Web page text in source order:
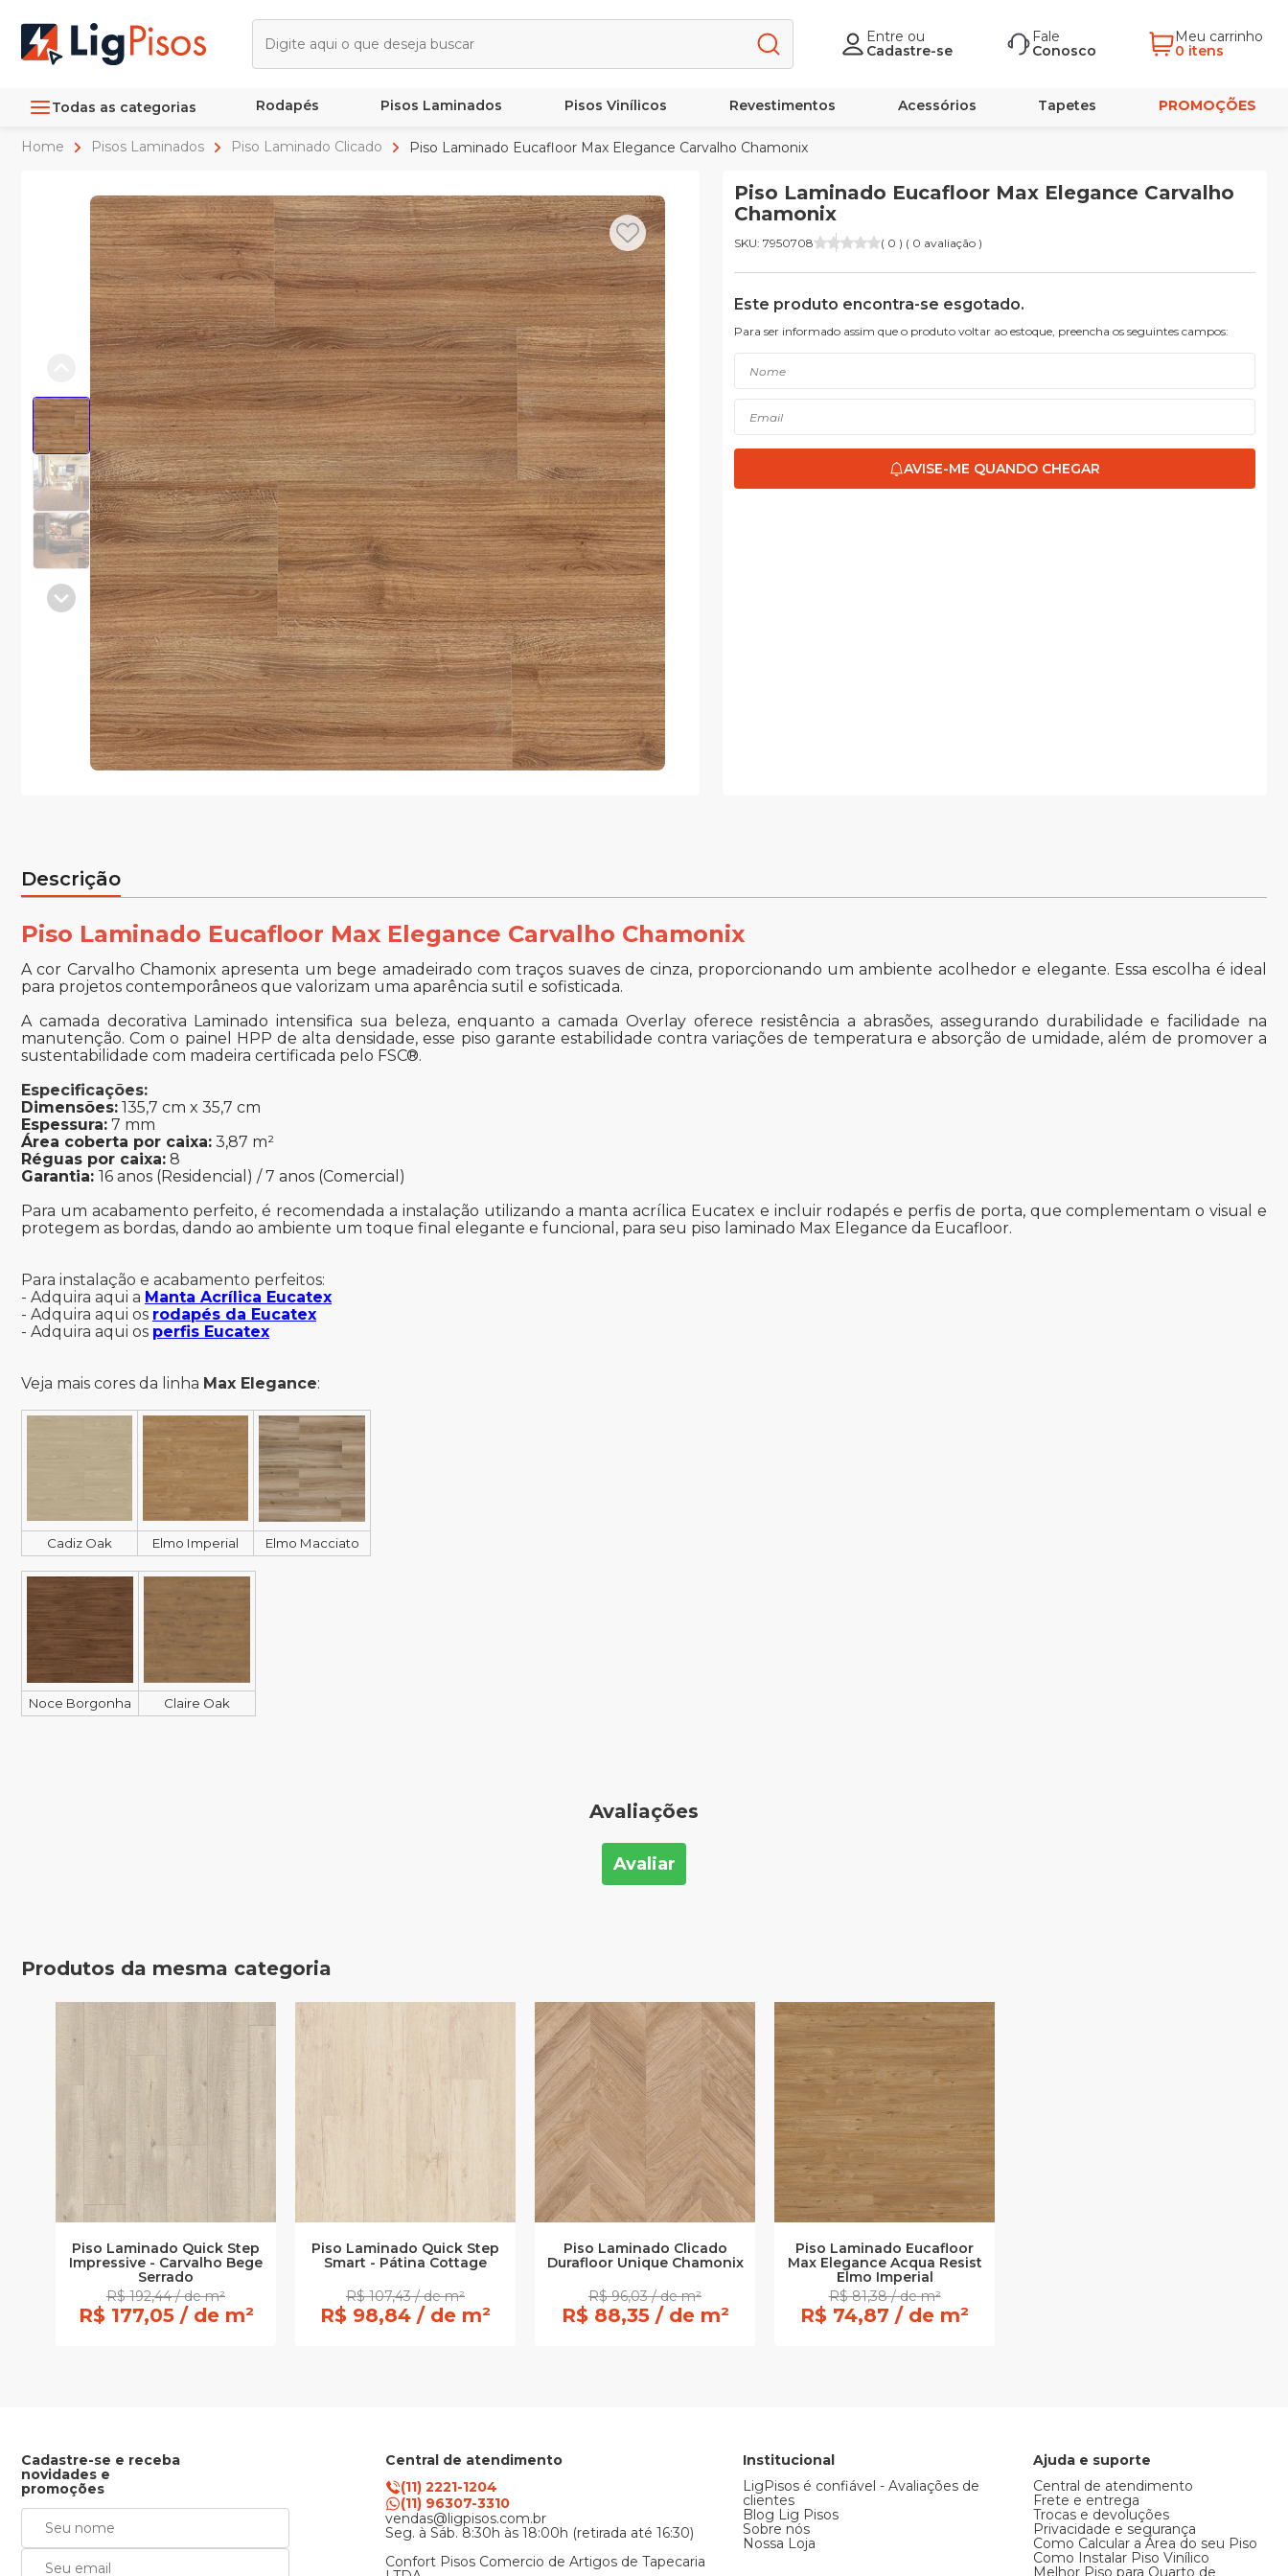
Entre ou
Cadastre-se
Fale
Conosco
Meu carrinho
0 itens
Todas as categorias Rodapés Pisos Laminados Pisos Vinílicos Revestimentos Acessórios Tapetes PROMOÇÕES
Home Pisos Laminados Piso Laminado Clicado Piso Laminado Eucafloor Max Elegance Carvalho Chamonix
Piso Laminado Eucafloor Max Elegance Carvalho
Chamonix
SKU: 7950708 ( 0 ) ( 0 avaliação )
Este produto encontra-se esgotado.
Para ser informado assim que o produto voltar ao estoque, preencha os seguintes campos:
AVISE-ME QUANDO CHEGAR
Descrição
Piso Laminado Eucafloor Max Elegance Carvalho Chamonix
A cor Carvalho Chamonix apresenta um bege amadeirado com traços suaves de cinza, proporcionando um ambiente acolhedor e elegante. Essa escolha é ideal
para projetos contemporâneos que valorizam uma aparência sutil e sofisticada.
A camada decorativa Laminado intensifica sua beleza, enquanto a camada Overlay oferece resistência a abrasões, assegurando durabilidade e facilidade na
manutenção. Com o painel HPP de alta densidade, esse piso garante estabilidade contra variações de temperatura e absorção de umidade, além de promover a
sustentabilidade com madeira certificada pelo FSC®.
Especificações:
Dimensões: 135,7 cm x 35,7 cm
Espessura: 7 mm
Área coberta por caixa: 3,87 m²
Réguas por caixa: 8
Garantia: 16 anos (Residencial) / 7 anos (Comercial)
Para um acabamento perfeito, é recomendada a instalação utilizando a manta acrílica Eucatex e incluir rodapés e perfis de porta, que complementam o visual e
protegem as bordas, dando ao ambiente um toque final elegante e funcional, para seu piso laminado Max Elegance da Eucafloor.
Para instalação e acabamento perfeitos:
- Adquira aqui a Manta Acrílica Eucatex
- Adquira aqui os rodapés da Eucatex
- Adquira aqui os perfis Eucatex
Veja mais cores da linha Max Elegance:
Cadiz Oak Elmo Imperial Elmo Macciato
Noce Borgonha Claire Oak
Avaliações
Avaliar
Produtos da mesma categoria
Piso Laminado Quick Step
Impressive - Carvalho Bege
Serrado
R$ 192,44 / de m²
R$ 177,05 / de m²
Piso Laminado Quick Step
Smart - Pátina Cottage
R$ 107,43 / de m²
R$ 98,84 / de m²
Piso Laminado Clicado
Durafloor Unique Chamonix
R$ 96,03 / de m²
R$ 88,35 / de m²
Piso Laminado Eucafloor
Max Elegance Acqua Resist
Elmo Imperial
R$ 81,38 / de m²
R$ 74,87 / de m²
Cadastre-se e receba
novidades e
promoções
Central de atendimento
(11) 2221-1204
(11) 96307-3310
vendas@ligpisos.com.br
Seg. à Sáb. 8:30h às 18:00h (retirada até 16:30)
Confort Pisos Comercio de Artigos de Tapecaria
Institucional
LigPisos é confiável - Avaliações de
clientes
Blog Lig Pisos
Sobre nós
Nossa Loja
Ajuda e suporte
Central de atendimento
Frete e entrega
Trocas e devoluções
Privacidade e segurança
Como Calcular a Área do seu Piso
Como Instalar Piso Vinílico